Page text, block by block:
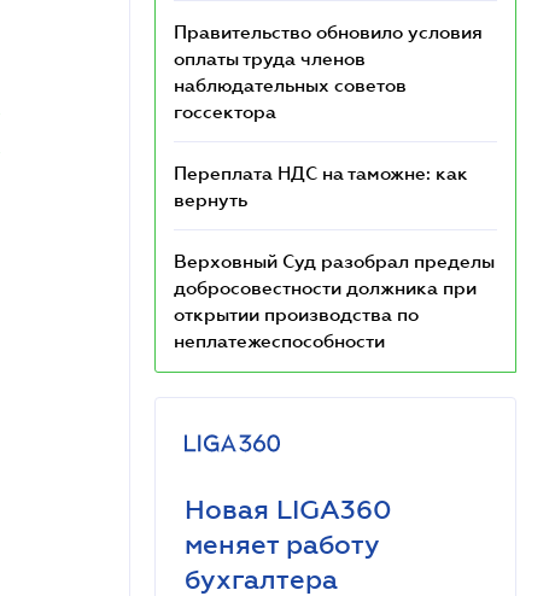
Правительство обновило условия
оплаты труда членов
наблюдательных советов
госсектора
Переплата НДС на таможне: как
вернуть
Верховный Суд разобрал пределы
добросовестности должника при
открытии производства по
неплатежеспособности
Новая LIGA360
меняет работу
бухгалтера